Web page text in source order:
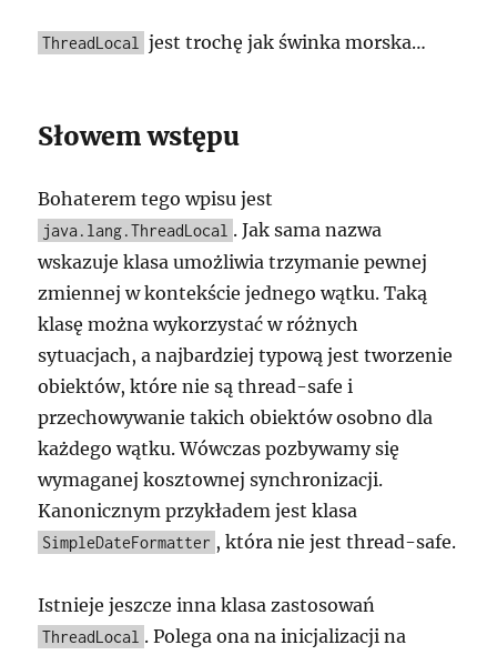
ThreadLocal jest trochę jak świnka morska…
Słowem wstępu
Bohaterem tego wpisu jest
java.lang.ThreadLocal . Jak sama nazwa
wskazuje klasa umożliwia trzymanie pewnej
zmiennej w kontekście jednego wątku. Taką
klasę można wykorzystać w różnych
sytuacjach, a najbardziej typową jest tworzenie
obiektów, które nie są thread-safe i
przechowywanie takich obiektów osobno dla
każdego wątku. Wówczas pozbywamy się
wymaganej kosztownej synchronizacji.
Kanonicznym przykładem jest klasa
SimpleDateFormatter , która nie jest thread-safe.
Istnieje jeszcze inna klasa zastosowań
ThreadLocal . Polega ona na inicjalizacji na